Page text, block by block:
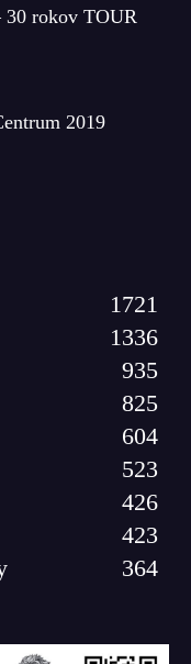
30 rokov TOUR
2019
1721
1336
935
825
604
523
426
423
364